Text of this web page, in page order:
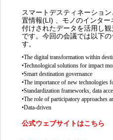
スマートデスティネーショ
置情報(LI) 、モノのインタ
付けされたデータを活用し
です。今回の会議では以下
す。
•The digital transformation within
•Technological solutions for impact
•Smart destination governance
•The importance of new technologies
•Standardization frameworks, data
•The role of participatory approaches
•Data-driven
公式ウェブサイトはこちら